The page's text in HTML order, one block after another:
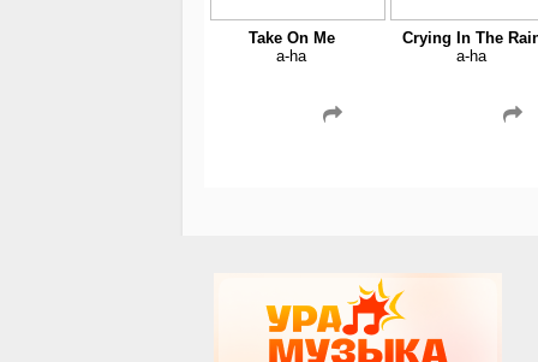
Take On Me
a-ha
Crying In The
a-ha